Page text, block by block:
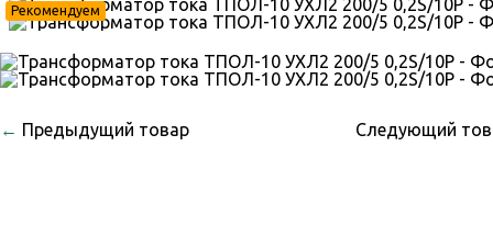
Рекомендуем
← Предыдущий товар Следующий